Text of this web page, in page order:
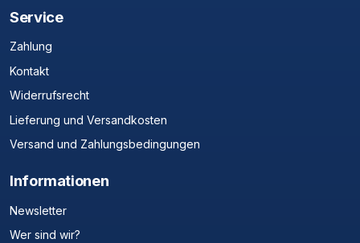
Service
Zahlung
Kontakt
Widerrufsrecht
Lieferung und Versandkosten
Versand und Zahlungsbedingungen
Informationen
Newsletter
Wer sind wir?